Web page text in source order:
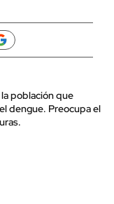
población que
dengue. Preocupa el